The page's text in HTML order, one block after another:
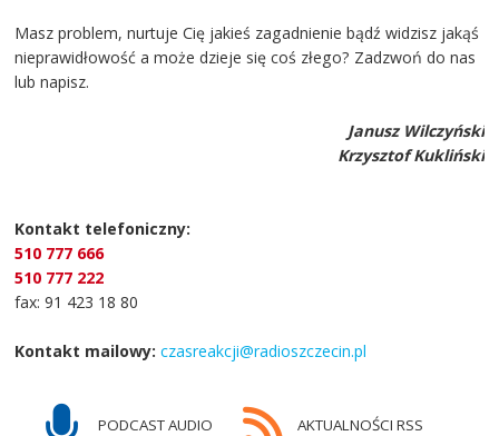
Masz problem, nurtuje Cię jakieś zagadnienie bądź widzisz jakąś
nieprawidłowość a może dzieje się coś złego? Zadzwoń do nas
lub napisz.
Janusz Wilczyński
Krzysztof Kukliński
Kontakt telefoniczny:
510 777 666
510 777 222
fax: 91 423 18 80
Kontakt mailowy: czasreakcji@radioszczecin.pl
PODCAST AUDIO AKTUALNOŚCI RSS